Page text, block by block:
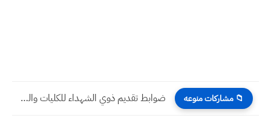
📁 مشاركات منوعه ضوابط تقديم ذوي الشهداء للكليات والجامعات العراقية 2023